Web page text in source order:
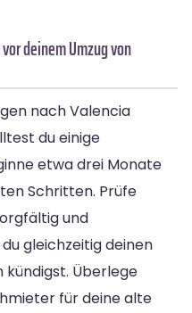
deinem Umzug von
nach Valencia
du einige
etwa drei Monate
Schritten. Prüfe
und
gleichzeitig deinen
Überlege
für deine alte